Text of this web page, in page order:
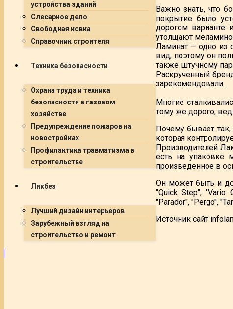
устройства зданий
Слесарное дело
Свободная ковка
Справочник строителя
Техника безопасности
Охрана труда и техника
безопасности в газовом
хозяйстве
Предупреждение пожаров на
новостройках
Профилактика травматизма в
строительстве
Ликбез
Лучший дизайн интерьеров
Зарубежный взгляд на
строительство и ремонт
Важно знать, что
покрытие было
дорогом варианте
утолщают
Ламинат — одно из
вид, поэтому он
также штучному
Раскрученный
зарекомендовали.
Многие
тому же дорого,
Почему бывает так,
которая
Производителей
есть на упаковке
произведенное в
Он может быть и
"Quick Step", "Vario
"Parador", "Pergo",
Источник сайт